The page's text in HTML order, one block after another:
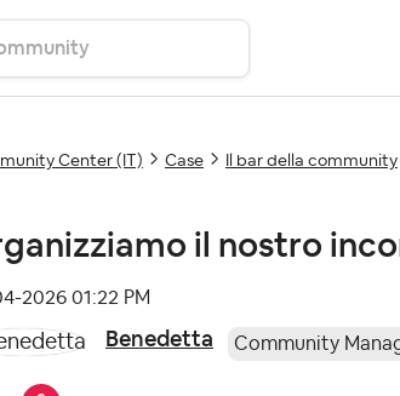
Center (IT) Case Il bar della community
il nostro
2026 01:22 PM
Benedetta Community